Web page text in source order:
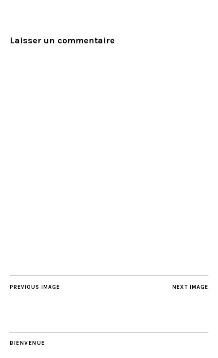
Laisser un commentaire
NEXT IMAGE
PREVIOUS IMAGE
BIENVENUE